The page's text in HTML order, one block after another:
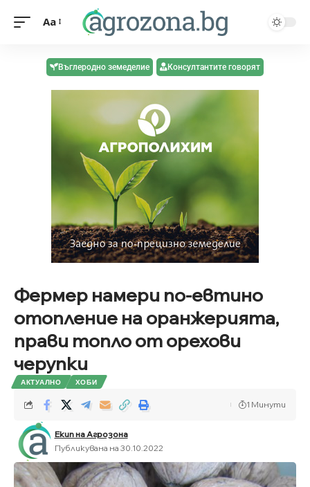
Aa
Въглеродно земеделие Консултантите говорят
Фермер намери по-евтино
отопление на оранжерията,
прави топло от орехови
черупки
АКТУАЛНО ХОБИ
Екип на Агрозона
Публикувана на 30.10.2022
1 Минути